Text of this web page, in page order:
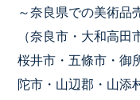
～奈良県での美術品
（奈良市・大和高田
桜井市・五條市・御
陀市・山辺郡・山添